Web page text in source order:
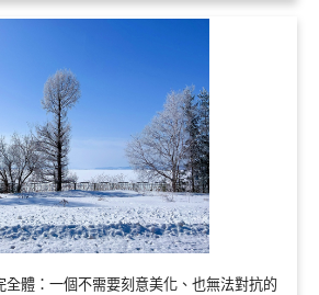
全體：一個不需要刻意美化、也無法對抗的